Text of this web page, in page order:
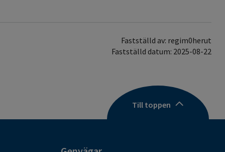
Fastställd av: regim0herut
Fastställd datum: 2025-08-22
Till toppen